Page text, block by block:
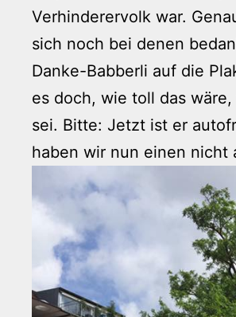
Verhinderervolk war.
sich noch bei denen
Danke-Babberli auf die
es doch, wie toll das
sei. Bitte: Jetzt ist er
haben wir nun einen nicht